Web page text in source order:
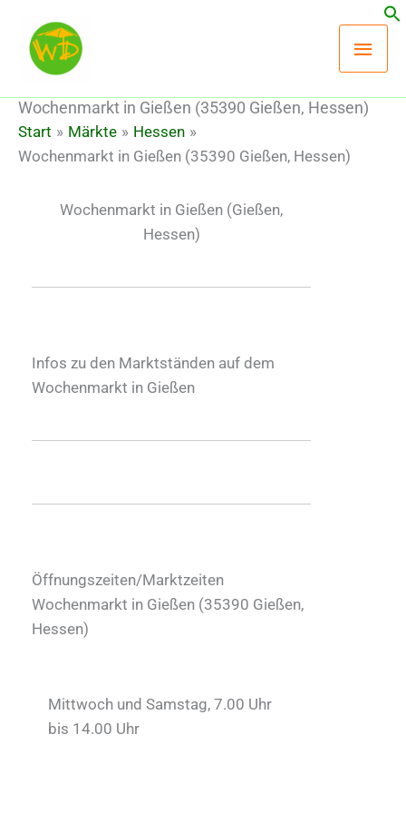
Inhalt
springen
Wochenmarkt in Gießen (35390 Gießen, Hessen)
Start Märkte
Hessen
Wochenmarkt in Gießen (35390 Gießen, Hessen)
Wochenmarkt in Gießen (Gießen,
Hessen)
Infos zu den Marktständen auf dem
Wochenmarkt in Gießen
Öffnungszeiten/Marktzeiten
Wochenmarkt in Gießen (35390 Gießen,
Hessen)
Mittwoch und Samstag, 7.00 Uhr
bis 14.00 Uhr